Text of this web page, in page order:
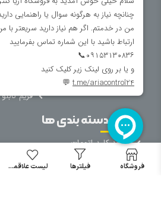
درباره ما
تماس با ما
فروشگاه
تجهیزات
تجهیزات
فریم تابلو
سایر دسته بندی ها
خرید کلید اتومات
خرید کنتاکتور
خرید فیوز
فروشگاه فیلترها لیست علاقمندی